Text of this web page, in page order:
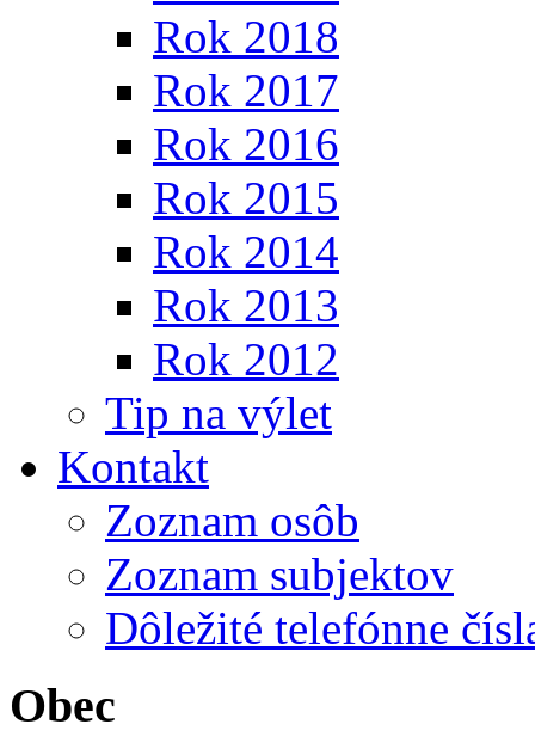
Rok 2018
Rok 2017
Rok 2016
Rok 2015
Rok 2014
Rok 2013
Rok 2012
Tip na výlet
Kontakt
Zoznam osôb
Zoznam subjektov
Dôležité telefónne
Obec